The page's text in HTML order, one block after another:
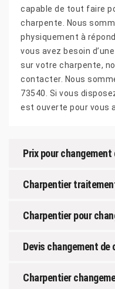
capable de tout faire
charpente. Nous
physiquement à
vous avez besoin
sur votre charpente,
contacter. Nous
73540. Si vous
est ouverte pour vous
Prix pour
Charpentier
Charpentier pour
Devis changement de
Charpentier